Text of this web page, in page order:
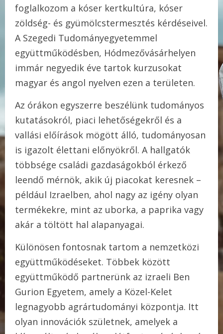
foglalkozom a kóser kertkultúra, kóser
zöldség- és gyümölcstermesztés kérdéseivel.
A Szegedi Tudományegyetemmel
együttműködésben, Hódmezővásárhelyen
immár negyedik éve tartok kurzusokat
magyar és angol nyelven ezen a területen.
Az órákon egyszerre beszélünk tudományos
kutatásokról, piaci lehetőségekről és a
vallási előírások mögött álló, tudományosan
is igazolt élettani előnyökről. A hallgatók
többsége családi gazdaságokból érkező
leendő mérnök, akik új piacokat keresnek –
például Izraelben, ahol nagy az igény olyan
termékekre, mint az uborka, a paprika vagy
akár a töltött hal alapanyagai.
Különösen fontosnak tartom a nemzetközi
együttműködéseket. Többek között
együttműködő partnerünk az izraeli Ben
Gurion Egyetem, amely a Közel-Kelet
legnagyobb agrártudományi központja. Itt
olyan innovációk születnek, amelyek a